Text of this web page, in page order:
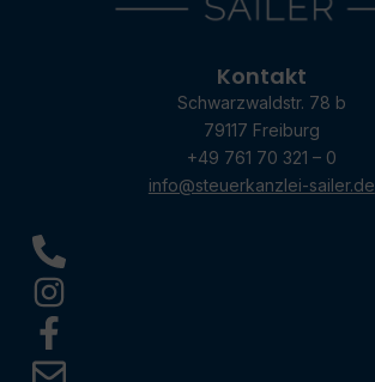
Kontakt
Schwarzwaldstr. 78 b
79117 Freiburg
+49 761 70 321 – 0
info@steuerkanzlei-sailer.de